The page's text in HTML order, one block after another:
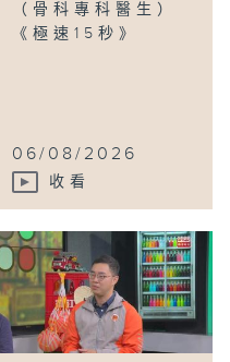
（骨科專科醫生）
《極速15秒》
06/08/2026
收看